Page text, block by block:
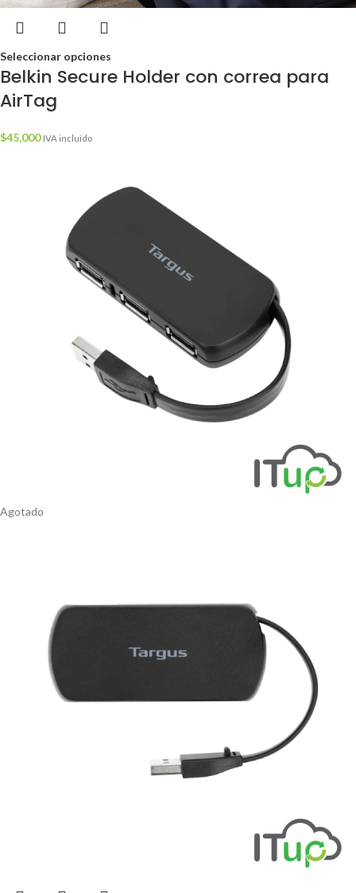
Seleccionar opciones
Belkin Secure Holder con correa para
AirTag
$45,000 IVA incluído
Agotado